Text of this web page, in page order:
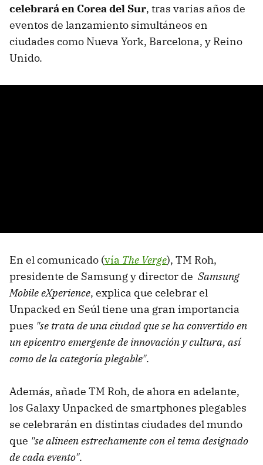
celebrará en Corea del Sur, tras varias años de
eventos de lanzamiento simultáneos en
ciudades como Nueva York, Barcelona, y Reino
Unido.
En el comunicado (vía The Verge), TM Roh,
presidente de Samsung y director de Samsung
Mobile eXperience, explica que celebrar el
Unpacked en Seúl tiene una gran importancia
pues "se trata de una ciudad que se ha convertido en
un epicentro emergente de innovación y cultura, así
como de la categoría plegable".
Además, añade TM Roh, de ahora en adelante,
los Galaxy Unpacked de smartphones plegables
se celebrarán en distintas ciudades del mundo
que "se alineen estrechamente con el tema designado
de cada evento".